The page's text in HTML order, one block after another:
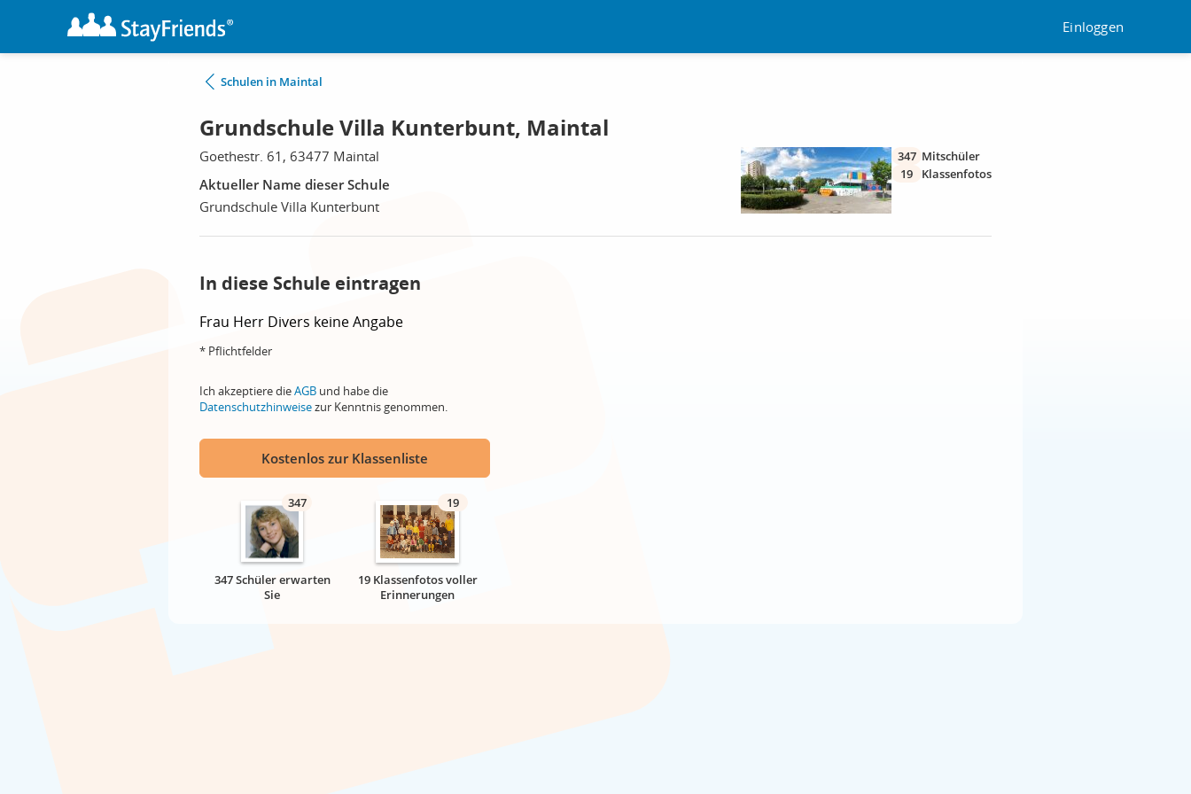
Einloggen
Schulen in Maintal
Grundschule Villa Kunterbunt, Maintal
Goethestr. 61, 63477 Maintal
Aktueller Name dieser Schule
Grundschule Villa Kunterbunt
347 Mitschüler
19
Klassenfotos
In diese Schule eintragen
Frau Herr Divers keine Angabe
* Pflichtfelder
Ich akzeptiere dieAGB und habe die
Datenschutzhinweisezur Kenntnis genommen.
Kostenlos zur Klassenliste
347
347 Schüler erwarten
Sie
19
19 Klassenfotos voller
Erinnerungen